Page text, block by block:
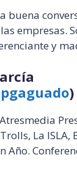
buena
empresas.
y
)
La ISLA,
Año.